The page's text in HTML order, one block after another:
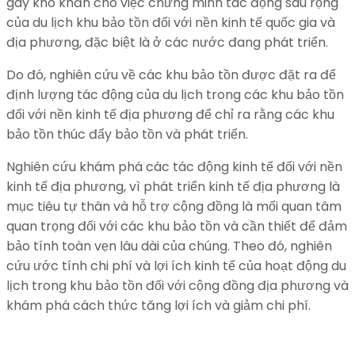
của du lịch khu bảo tồn đối với nền kinh tế quốc gia và
địa phương, đặc biệt là ở các nước đang phát triển.
Do đó, nghiên cứu về các khu bảo tồn được đặt ra để
định lượng tác động của du lịch trong các khu bảo tồn
đối với nền kinh tế địa phương để chỉ ra rằng các khu
bảo tồn thúc đẩy bảo tồn và phát triển.
Nghiên cứu khám phá các tác động kinh tế đối với nền
kinh tế địa phương, vì phát triển kinh tế địa phương là
mục tiêu tự thân và hỗ trợ cộng đồng là mối quan tâm
quan trọng đối với các khu bảo tồn và cần thiết để đảm
bảo tính toàn vẹn lâu dài của chúng. Theo đó, nghiên
cứu ước tính chi phí và lợi ích kinh tế của hoạt động du
lịch trong khu bảo tồn đối với cộng đồng địa phương và
khám phá cách thức tăng lợi ích và giảm chi phí.